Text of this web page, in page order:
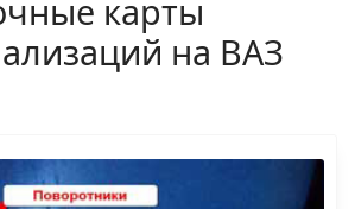
карты
на ВАЗ